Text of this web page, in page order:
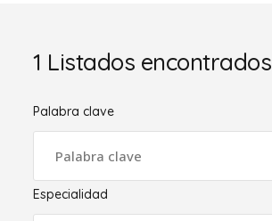
1 Listados encontrados
Palabra clave
Especialidad